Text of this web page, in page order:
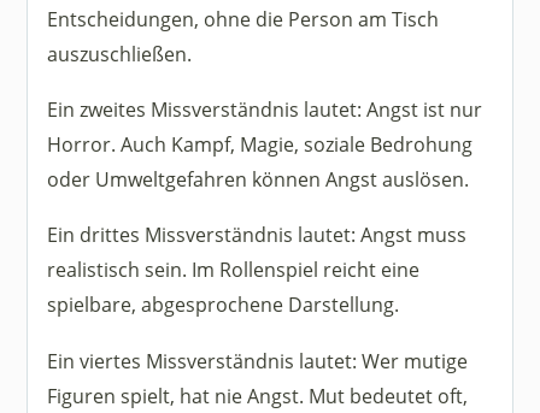
Entscheidungen, ohne die Person am Tisch
auszuschließen.
Ein zweites Missverständnis lautet: Angst ist nur
Horror. Auch Kampf, Magie, soziale Bedrohung
oder Umweltgefahren können Angst auslösen.
Ein drittes Missverständnis lautet: Angst muss
realistisch sein. Im Rollenspiel reicht eine
spielbare, abgesprochene Darstellung.
Ein viertes Missverständnis lautet: Wer mutige
Figuren spielt, hat nie Angst. Mut bedeutet oft,